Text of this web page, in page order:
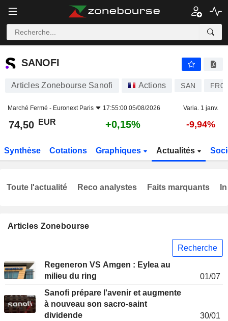
SANOFI
SANOFI
Articles Zonebourse Sanofi Actions SAN
Marché Fermé - Euronext Paris 17:55:00 05/08/2026 Varia. 1 janv.
74,50 EUR +0,15% -9,94%
Synthèse Cotations Graphiques Actualités
Articles Zonebourse
Recherche
Regeneron VS Amgen : Eylea au
milieu du ring
01/07
Sanofi prépare l'avenir et augmente
à nouveau son sacro-saint
dividende
30/01
Toute l'actualité Reco analystes Faits marquants